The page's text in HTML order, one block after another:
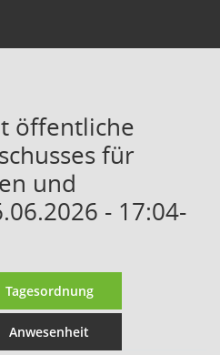
öffentliche
für
und
- 17:04-
Tagesordnung
Anwesenheit